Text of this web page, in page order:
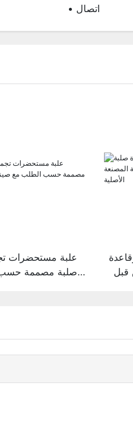
• اتصال
علبة مستحضرات
صلبة مصممة